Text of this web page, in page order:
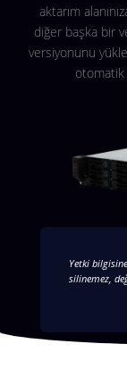
aktarım
diğer başka bir
versiyonunu
otomatik
Yetki
silinemez,